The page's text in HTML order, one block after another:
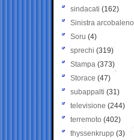
sindacati (162)
Sinistra arcobaleno
Soru (4)
sprechi (319)
Stampa (373)
Storace (47)
subappalti (31)
televisione(244)
terremoto (402)
thyssenkrupp (3)